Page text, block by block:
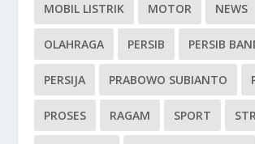
MOBIL LISTRIK MOTOR NEWS
OLAHRAGA PERSIB PERSIB
PERSIJA PRABOWO SUBIANTO
PROSES RAGAM SPORT